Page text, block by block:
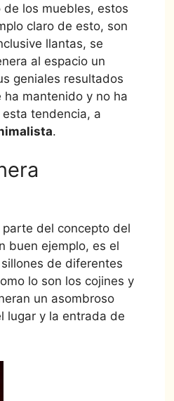
los muebles, estos
claro de esto, son
llantas, se
al espacio un
geniales resultados
mantenido y no ha
tendencia, a
.
del concepto del
buen ejemplo, es el
de diferentes
lo son los cojines y
un asombroso
lugar y la entrada de